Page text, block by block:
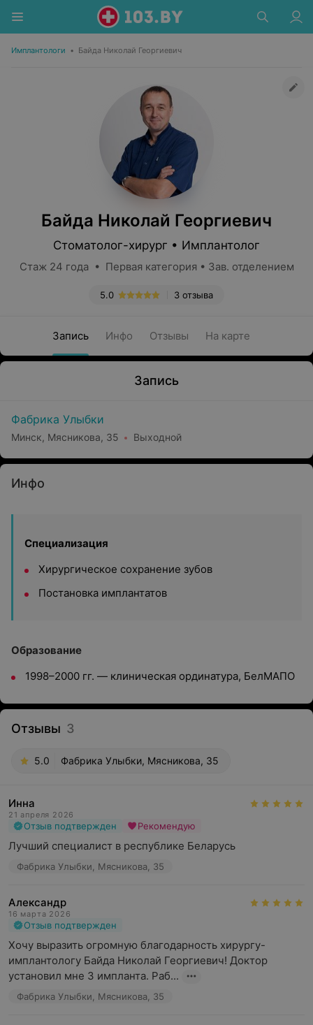
Имплантологи • Байда Николай Георгиевич
Байда Николай Георгиевич
Стоматолог-хирург • Имплантолог
Стаж 24 года • Первая категория • Зав. отделением
3 отзыва
5.0
Запись Инфо Отзывы На карте
Запись
Фабрика Улыбки
Минск, Мясникова, 35 Выходной
Инфо
Специализация
Хирургическое сохранение зубов
Постановка имплантатов
Образование
1998–2000 гг. — клиническая ординатура, БелМАПО
Отзывы 3
5.0 Фабрика Улыбки, Мясникова, 35
Инна
21 апреля 2026
Отзыв подтвержден Рекомендую
Лучший специалист в республике Беларусь
Фабрика Улыбки, Мясникова, 35
Александр
16 марта 2026
Отзыв подтвержден
Хочу выразить огромную благодарность хирургу-
имплантологу Байда Николай Георгиевич! Доктор
установил мне 3 импланта. Раб...
Фабрика Улыбки, Мясникова, 35